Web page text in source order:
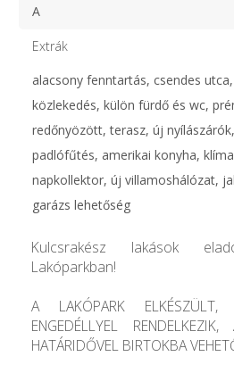
A
Extrák
alacsony fenntartás, csendes
közlekedés, külön fürdő és wc,
redőnyözött, terasz, új
padlófűtés, amerikai konyha,
napkollektor, új villamoshálózat,
garázs lehetőség
Kulcsrakész lakások
Lakóparkban!
A LAKÓPARK ELKÉSZÜLT,
ENGEDÉLLYEL
HATÁRIDŐVEL BIRTOKBA